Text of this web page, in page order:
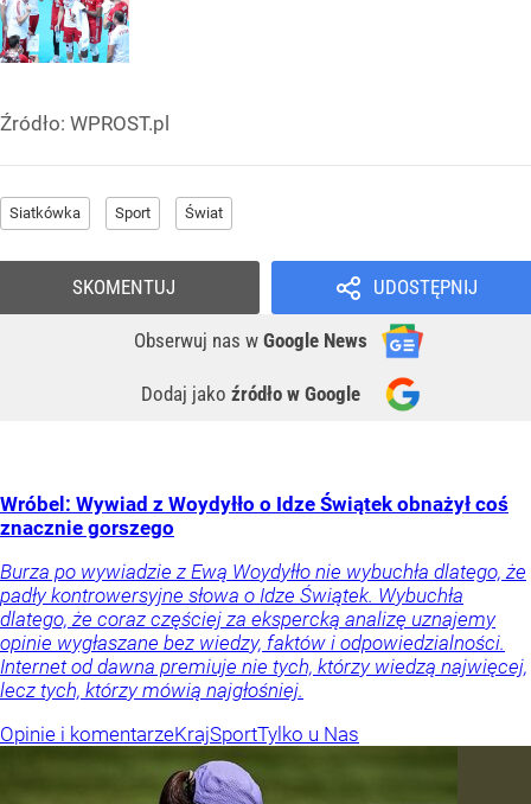
Źródło: WPROST.pl
Siatkówka Sport Świat
UDOSTĘPNIJ
Obserwuj nas w Google News
Dodaj jako źródło w Google
SKOMENTUJ
Wróbel: Wywiad z Woydyłło o Idze Świątek obnażył coś
znacznie gorszego
Burza po wywiadzie z Ewą Woydyłło nie wybuchła dlatego, że
padły kontrowersyjne słowa o Idze Świątek. Wybuchła
dlatego, że coraz częściej za ekspercką analizę uznajemy
opinie wygłaszane bez wiedzy, faktów i odpowiedzialności.
Internet od dawna premiuje nie tych, którzy wiedzą najwięcej,
lecz tych, którzy mówią najgłośniej.
Opinie i komentarzeKrajSportTylko u Nas